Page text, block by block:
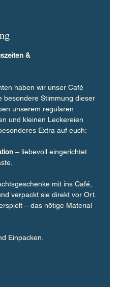
&
haben wir unser Café
besondere Stimmung dieser
unserem regulären
und kleinen Leckereien
Extra auf euch:
– liebevoll eingerichtet
mit ins Café,
verpackt sie direkt vor Ort.
– das nötige Material
Einpacken.